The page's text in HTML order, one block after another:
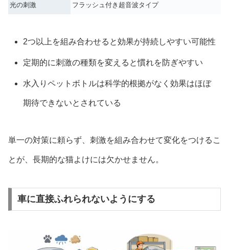
光の刺激 フラッシュ付き超音波タイプ
2つ以上を組み合わせると効果が持続しやすい可能性
定期的に刺激の種類を変えると慣れを防ぎやすい
水入りペットボトルは科学的根拠がなく効果はほぼ
期待できないとされている
単一の対策に頼らず、刺激を組み合わせて変化をつけるこ
とが、長期的な猫よけには欠かせません。
車に直接ふれられないようにする